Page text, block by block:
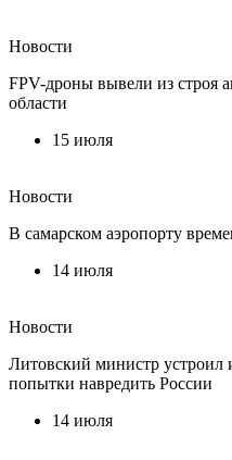
Новости
FPV-дроны вывели из строя
области
15 июля
Новости
В самарском аэропорту
14 июля
Новости
Литовский министр устроил
попытки навредить России
14 июля